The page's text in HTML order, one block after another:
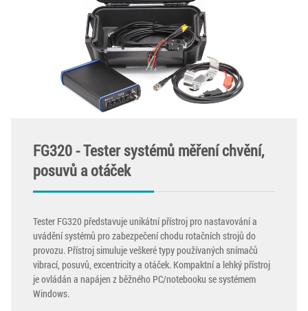
FG320 - Tester systémů měření chvění,
posuvů a otáček
Tester FG320 představuje unikátní přístroj pro nastavování a
uvádění systémů pro zabezpečení chodu rotačních strojů do
provozu. Přístroj simuluje veškeré typy používaných snímačů
vibrací, posuvů, excentricity a otáček. Kompaktní a lehký přístroj
je ovládán a napájen z běžného PC/notebooku se systémem
Windows.